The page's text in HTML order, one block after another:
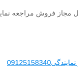
مجاز فروش مراجعه